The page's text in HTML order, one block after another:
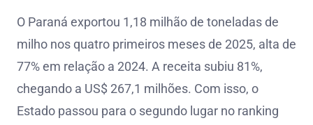
O Paraná exportou 1,18 milhão de toneladas de
milho nos quatro primeiros meses de 2025, alta de
77% em relação a 2024. A receita subiu 81%,
chegando a US$ 267,1 milhões. Com isso, o
Estado passou para o segundo lugar no ranking